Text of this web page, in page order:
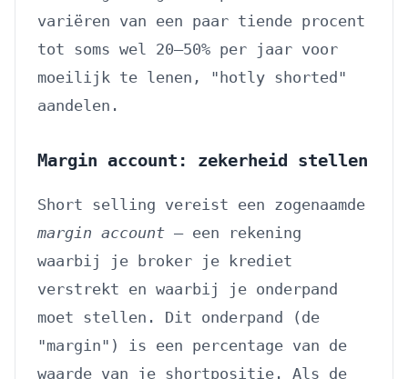
variëren van een paar tiende procent
tot soms wel 20–50% per jaar voor
moeilijk te lenen, "hotly shorted"
aandelen.
Margin account: zekerheid stellen
Short selling vereist een zogenaamde
margin account — een rekening
waarbij je broker je krediet
verstrekt en waarbij je onderpand
moet stellen. Dit onderpand (de
"margin") is een percentage van de
waarde van je shortpositie. Als de